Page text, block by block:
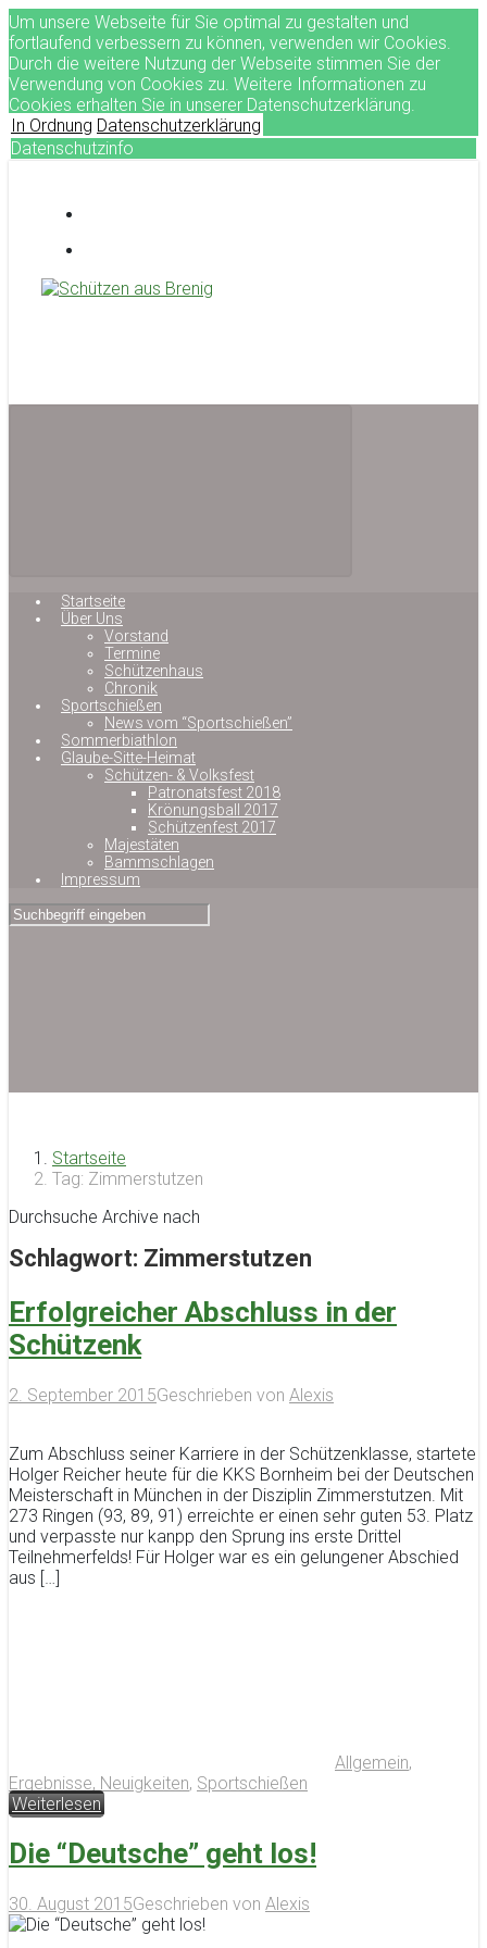
Um unsere Webseite für Sie optimal zu gestalten und
fortlaufend verbessern zu können, verwenden wir Cookies.
Durch die weitere Nutzung der Webseite stimmen Sie der
Verwendung von Cookies zu. Weitere Informationen zu
Cookies erhalten Sie in unserer Datenschutzerklärung.
In Ordnung Datenschutzerklärung
Datenschutzinfo
springen
Startseite
Über Uns
Vorstand
Termine
Schützenhaus
Chronik
Sportschießen
News vom “Sportschießen”
Sommerbiathlon
Glaube-Sitte-Heimat
Schützen- & Volksfest
Patronatsfest 2018
Krönungsball 2017
Schützenfest 2017
Majestäten
Bammschlagen
Impressum
Startseite
Tag: Zimmerstutzen
Durchsuche Archive nach
Schlagwort: Zimmerstutzen
Erfolgreicher Abschluss in der
Schützenk
2. September 2015Geschrieben von Alexis
Zum Abschluss seiner Karriere in der Schützenklasse, startete
Holger Reicher heute für die KKS Bornheim bei der Deutschen
Meisterschaft in München in der Disziplin Zimmerstutzen. Mit
273 Ringen (93, 89, 91) erreichte er einen sehr guten 53. Platz
und verpasste nur kanpp den Sprung ins erste Drittel
Teilnehmerfelds! Für Holger war es ein gelungener Abschied
aus […]
Allgemein,
Ergebnisse, Neuigkeiten, Sportschießen
Weiterlesen
Die “Deutsche” geht los!
30. August 2015Geschrieben von Alexis